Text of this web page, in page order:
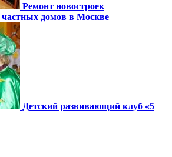
Ремонт новостроек
домов в Москве
Детский развивающий клуб «5